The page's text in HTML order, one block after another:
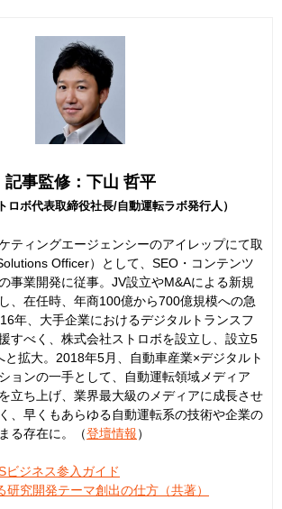
記事監修：下山 哲平
ロボ代表取締役社長/自動運転ラボ発行人）
ティングエージェンシーのアイレップにて取
Officer）として、SEO・コンテンツ
事業開発に従事。JV設立やM&Aによる新規
、在任時、年商100億から700億規模への急
年、大手企業におけるデジタルトランスフ
すべく、株式会社ストロボを設立し、設立5
と拡大。2018年5月、自動車産業×デジタルト
ョンの一手として、自動運転領域メディア
立ち上げ、業界最大級のメディアに成長させ
、早くもあらゆる自動運転系の技術や企業の
る存在に。（登壇情報）
ビジネス参入ガイド
研究開発テーマ創出の仕方（共著）